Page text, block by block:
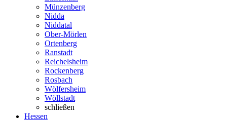
Münzenberg
Nidda
Niddatal
Ober-Mörlen
Ortenberg
Ranstadt
Reichelsheim
Rockenberg
Rosbach
Wölfersheim
Wöllstadt
schließen
Hessen